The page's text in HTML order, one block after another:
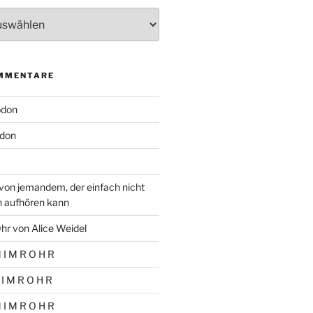
jemandem, der einfach nicht
aufhören kann
von Alice Weidel
I M R O H R
M R O H R
I M R O H R